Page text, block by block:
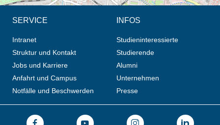
SERVICE
Intranet
Struktur und Kontakt
Jobs und Karriere
Anfahrt und Campus
Notfälle und Beschwerden
INFOS
Studieninteressierte
Studierende
Alumni
Unternehmen
Presse